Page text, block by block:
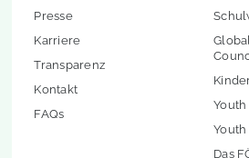
Presse
Karriere
Transparenz
Kontakt
FAQs
Youth
Das